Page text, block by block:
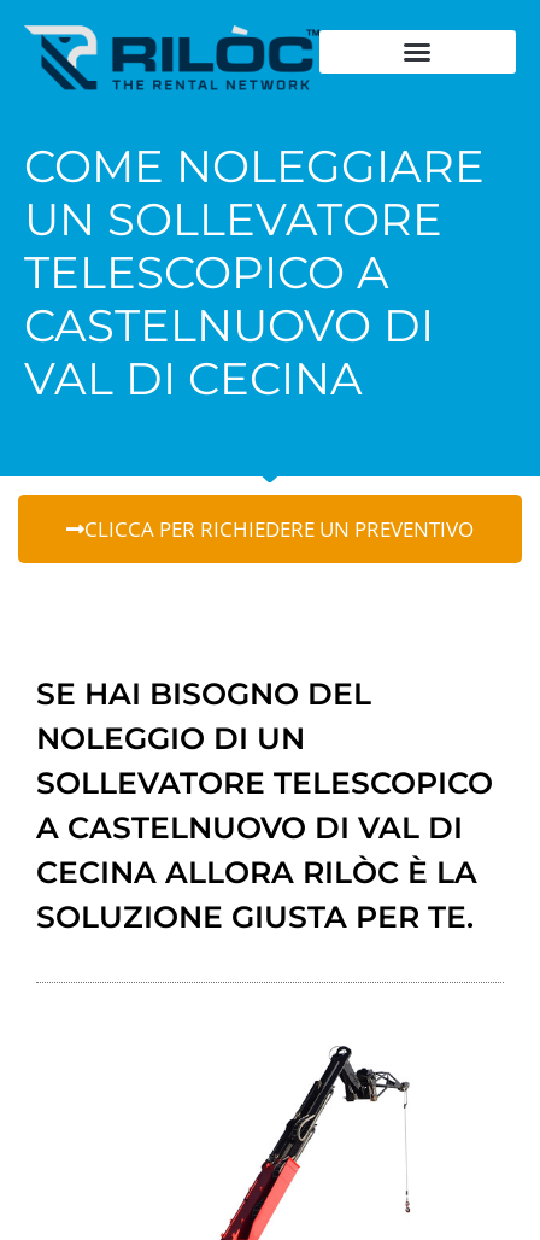
COME NOLEGGIARE
UN SOLLEVATORE
TELESCOPICO A
CASTELNUOVO DI
VAL DI CECINA
CLICCA PER RICHIEDERE UN PREVENTIVO
SE HAI BISOGNO DEL
NOLEGGIO DI UN
SOLLEVATORE TELESCOPICO
A CASTELNUOVO DI VAL DI
CECINA ALLORA RILÒC È LA
SOLUZIONE GIUSTA PER TE.